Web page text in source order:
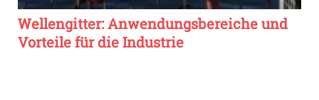
Wellengitter: Anwendungsbereiche und
Vorteile für die Industrie